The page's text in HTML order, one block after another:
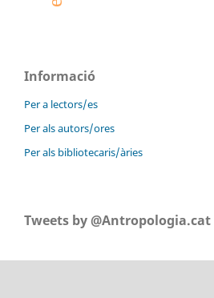
Informació
Per a lectors/es
Per als autors/ores
Per als bibliotecaris/àries
Tweets by @Antropologia.cat